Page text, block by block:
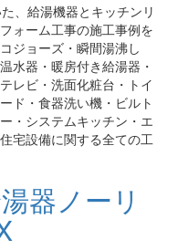
、給湯機器とキッチンリ
ォーム工事の施工事例を
ジョーズ・瞬間湯沸し
水器・暖房付き給湯器・
レビ・洗面化粧台・トイ
ド・食器洗い機・ビルト
・システムキッチン・エ
宅設備に関する全ての工
器ノーリ